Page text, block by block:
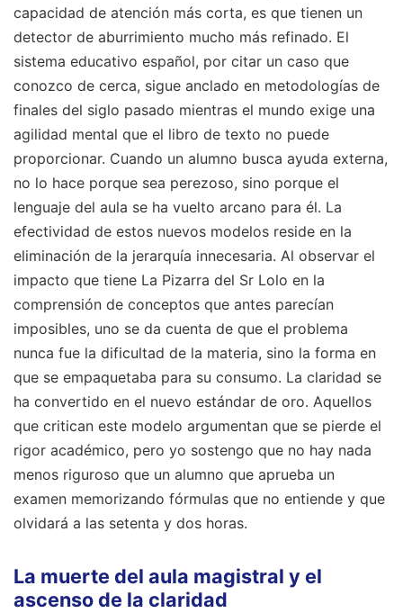
capacidad de atención más corta, es que tienen un
detector de aburrimiento mucho más refinado. El
sistema educativo español, por citar un caso que
conozco de cerca, sigue anclado en metodologías de
finales del siglo pasado mientras el mundo exige una
agilidad mental que el libro de texto no puede
proporcionar. Cuando un alumno busca ayuda externa,
no lo hace porque sea perezoso, sino porque el
lenguaje del aula se ha vuelto arcano para él. La
efectividad de estos nuevos modelos reside en la
eliminación de la jerarquía innecesaria. Al observar el
impacto que tiene La Pizarra del Sr Lolo en la
comprensión de conceptos que antes parecían
imposibles, uno se da cuenta de que el problema
nunca fue la dificultad de la materia, sino la forma en
que se empaquetaba para su consumo. La claridad se
ha convertido en el nuevo estándar de oro. Aquellos
que critican este modelo argumentan que se pierde el
rigor académico, pero yo sostengo que no hay nada
menos riguroso que un alumno que aprueba un
examen memorizando fórmulas que no entiende y que
olvidará a las setenta y dos horas.
La muerte del aula magistral y el
ascenso de la claridad